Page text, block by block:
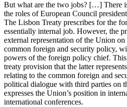
But what are the two jobs? […] There
the roles of European Council
The Lisbon Treaty prescribes for the
essentially internal job. However, the
external representation of the Union on
common foreign and security policy,
powers of the foreign policy chief.
treaty provision that the latter
relating to the common foreign and
political dialogue with third parties on
expresses the Union’s position in
international conferences.